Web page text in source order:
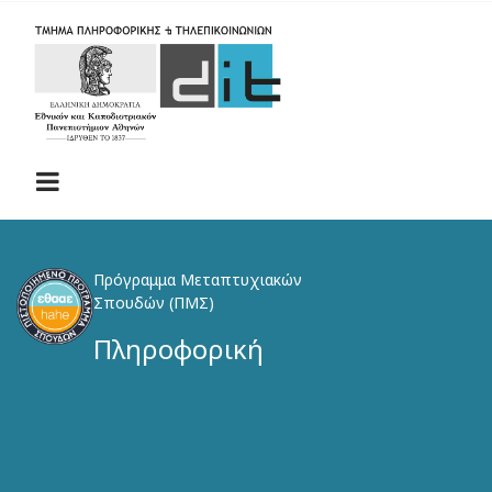
Πρόγραμμα Μεταπτυχιακών
Σπουδών (ΠΜΣ)
Πληροφορική